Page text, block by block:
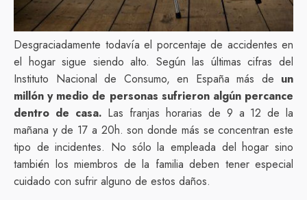
Desgraciadamente todavía el porcentaje de accidentes en
el hogar sigue siendo alto. Según las últimas cifras del
Instituto Nacional de Consumo, en España más de un
millón y medio de personas sufrieron algún percance
dentro de casa. Las franjas horarias de 9 a 12 de la
mañana y de 17 a 20h. son donde más se concentran este
tipo de incidentes. No sólo la empleada del hogar sino
también los miembros de la familia deben tener especial
cuidado con sufrir alguno de estos daños.